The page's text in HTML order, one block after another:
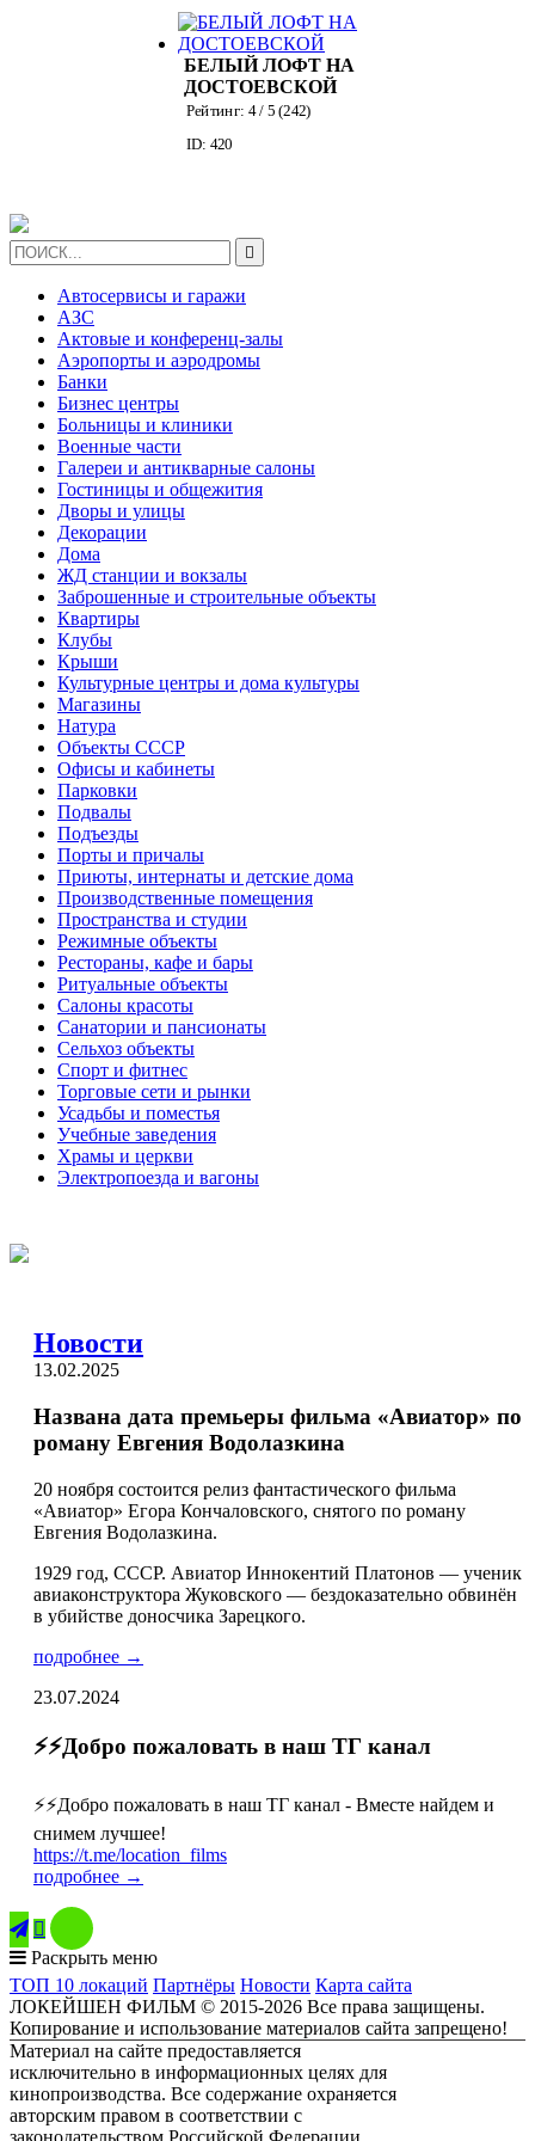
БЕЛЫЙ ЛОФТ НА
ДОСТОЕВСКОЙ
Рейтинг: 4/ 5 (242)
ID: 420

Автосервисы и гаражи
АЗС
Актовые и конференц-залы
Аэропорты и аэродромы
Банки
Бизнес центры
Больницы и клиники
Военные части
Галереи и антикварные салоны
Гостиницы и общежития
Дворы и улицы
Декорации
Дома
ЖД станции и вокзалы
Заброшенные и строительные объекты
Квартиры
Клубы
Крыши
Культурные центры и дома культуры
Магазины
Натура
Объекты СССР
Офисы и кабинеты
Парковки
Подвалы
Подъезды
Порты и причалы
Приюты, интернаты и детские дома
Производственные помещения
Пространства и студии
Режимные объекты
Рестораны, кафе и бары
Ритуальные объекты
Салоны красоты
Санатории и пансионаты
Сельхоз объекты
Спорт и фитнес
Торговые сети и рынки
Усадьбы и поместья
Учебные заведения
Храмы и церкви
Электропоезда и вагоны
Новости
13.02.2025
Названа дата премьеры фильма «Авиатор» по
роману Евгения Водолазкина
20 ноября состоится релиз фантастического фильма
«Авиатор» Егора Кончаловского, снятого по роману
Евгения Водолазкина.
1929 год, СССР. Авиатор Иннокентий Платонов — ученик
авиаконструктора Жуковского — бездоказательно обвинён
в убийстве доносчика Зарецкого.
подробнее →
23.07.2024
⚡️⚡️Добро пожаловать в наш ТГ канал
⚡️⚡️Добро пожаловать в наш ТГ канал - Вместе найдем и
снимем лучшее!
https://t.me/location_films
подробнее →

Раскрыть меню
ТОП 10 локаций Партнёры Новости Карта сайта
ЛОКЕЙШЕН ФИЛЬМ © 2015-2026 Все права защищены.
Копирование и использование материалов сайта запрещено!
Материал на сайте предоставляется
исключительно в информационных целях для
кинопроизводства. Все содержание охраняется
авторским правом в соответствии с
законодательством Российской Федерации.